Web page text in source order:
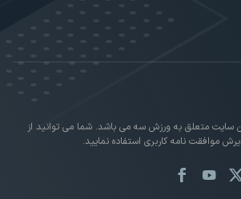
سایت متعلق به ورزش سه می باشد. شما می توانید از
موافقت نامه کاربری استفاده نمایید.